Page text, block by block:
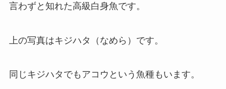
言わずと知れた高級白身魚です。
上の写真はキジハタ（なめら）です。
同じキジハタでもアコウという魚種もいます。